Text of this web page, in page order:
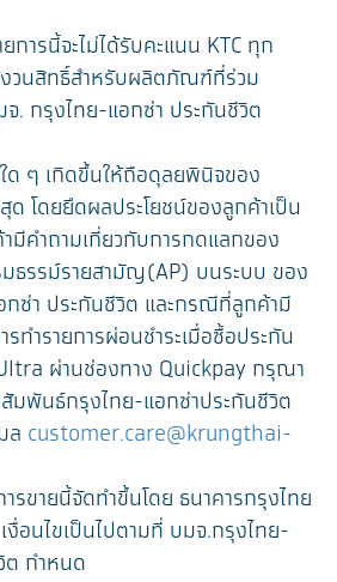
การนี้จะไม่ได้รับคะแนน KTC ทุก
งวนสิทธิ์สำหรับผลิตภัณฑ์ที่ร่วม
จ. กรุงไทย-แอกซ่า ประกันชีวิต
ด ๆ เกิดขึ้นให้ถือดุลยพินิจของ
ด โดยยึดผลประโยชน์ของลูกค้าเป็น
คำถามเกี่ยวกับการกดแลกของ
มธรรม์รายสามัญ(AP) บนระบบ ของ
ซ่า ประกันชีวิต และกรณีที่ลูกค้ามี
ทำรายการผ่อนชำระเมื่อซื้อประกัน
ผ่านช่องทาง Quickpay กรุณา
มพันธ์กรุงไทย-แอกซ่าประกันชีวิต
ล customer.care@krungthai-
ารขายนี้จัดทำขึ้นโดย ธนาคารกรุงไทย
อนไขเป็นไปตามที่ บมจ.กรุงไทย-
ต กำหนด